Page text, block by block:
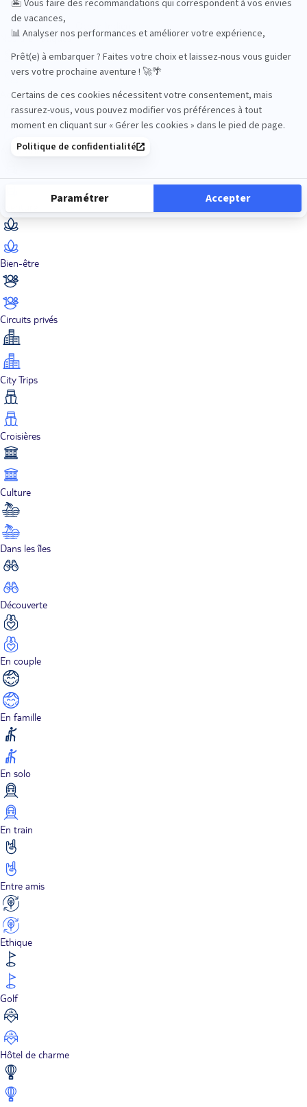
Nos thématiques
Actif
Adult only
Bien-être
Circuits privés
City Trips
Croisières
Culture
Dans les îles
Découverte
En couple
En famille
En solo
En train
Entre amis
Ethique
Golf
Hôtel de charme